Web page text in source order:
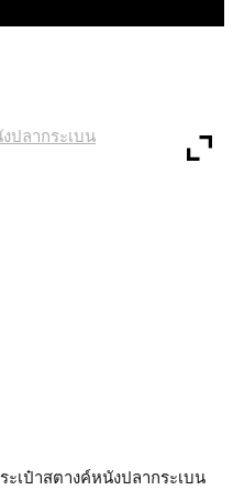
ระเป๋าสตางค์หนังปลากระเบน